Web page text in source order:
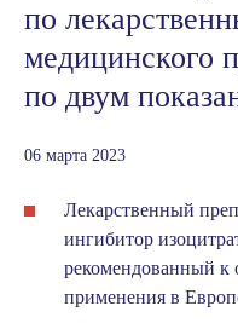
по
медицинского
по двум
06 марта 2023
Лекарственный
ингибитор
рекомендованный к
применения в